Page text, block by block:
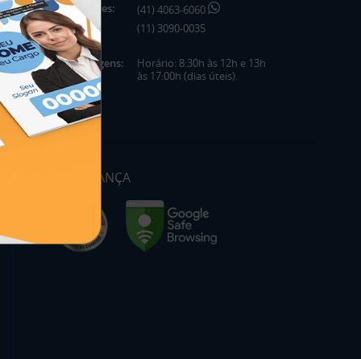
Telefones:
(41) 4063-6060
(11) 3090-0035
Mensagens:
Horário: 8:30h às 12h e 13h
às 17:00h (dias úteis).
SEGURANÇA